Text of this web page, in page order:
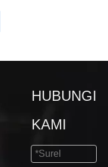
HUBUNGI
KAMI